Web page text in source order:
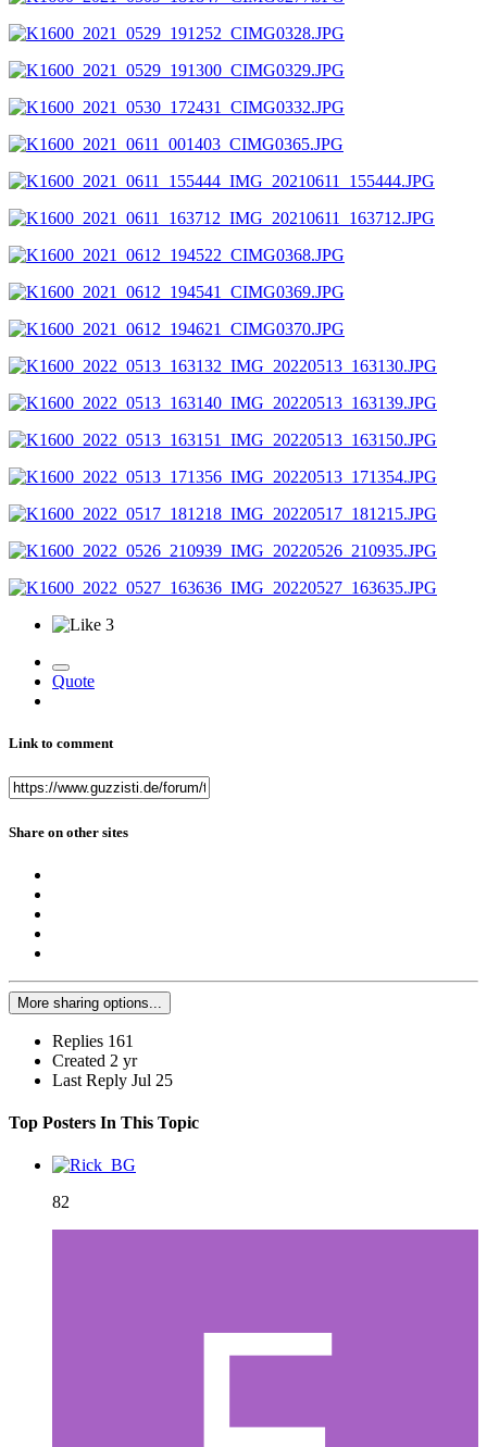
3
Quote
Link to comment
Share on other sites
More sharing options...
Replies 161
Created 2 yr
Last Reply Jul 25
Top Posters In This Topic
82